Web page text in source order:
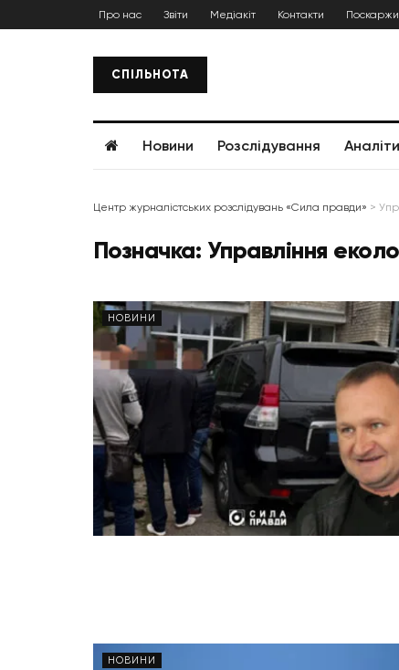
Про нас Звіти Медіакіт Контакти
СПІЛЬНОТА
Новини Розслідування
Центр журналістських розслідувань «Сила правди» >
Позначка: Управління
НОВИНИ
НОВИНИ